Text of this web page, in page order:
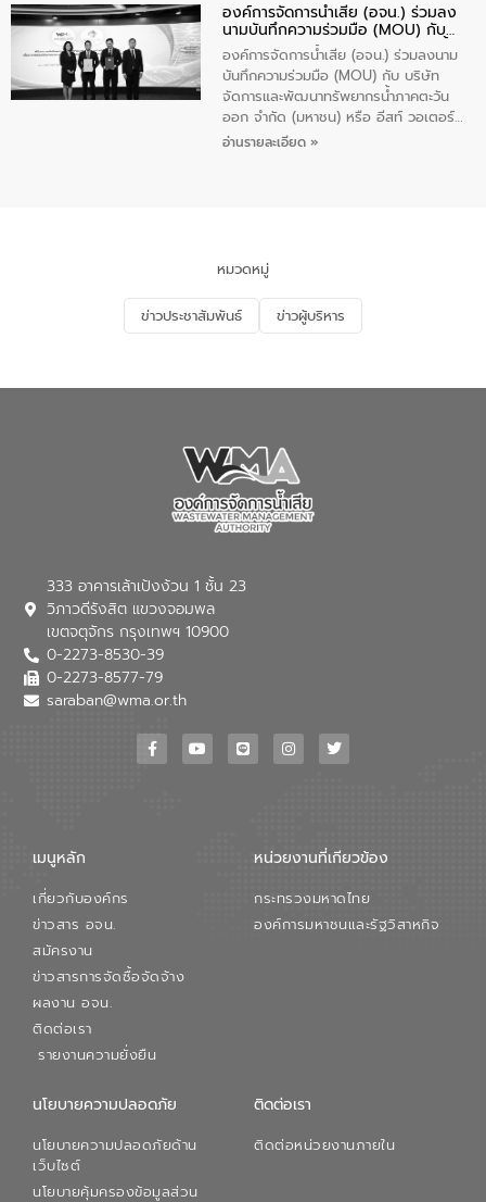
ชุมชนและการบำบัดน้ำเสียเบื้องต้น ให้กับ
นักเรียนชั้นประถมศึกษาปีที่ 5 โรงเรียน
เทศบาล 1 (พะเยาประชานุกูล) จำนวน 30
คน
องค์การจัดการน้ำเสีย (อจน.) ร่วมลง
นามบันทึกความร่วมมือ (MOU) กับ
บริษัท จัดการและพัฒนาทรัพยากรน้ำ
ภาคตะวันออก จำกัด (มหาชน) หรือ อีส
ท์ วอเตอร์
องค์การจัดการน้ำเสีย (อจน.) ร่วมลงนาม
บันทึกความร่วมมือ (MOU) กับ บริษัท
จัดการและพัฒนาทรัพยากรน้ำภาคตะวัน
ออก จำกัด (มหาชน) หรือ อีสท์ วอเตอร์
เมื่อวันอังคารที่ 4 สิงหาคม 2569 ณ ห้อง
ด้านน้ำของประเทศ และเตรียมความพร้อม
รองรับการเติบโตของเมือง รวมถึงการ
ลงทุนในอุตสาหกรรมแห่งอนาคต ตลอดจน
มุ่งตอบโจทย์ความท้าทายจากวิกฤตการ
ในครั้งนี้เป็นการดึงจุดแข็งและความ
(อจน.) มาผสานกับประสบการณ์และ
เทคโนโลยีโครงข่ายน้ำครบวงจรในพื้นที่ EEC
ของอีสท์ วอเตอร์ เพื่อร่วมกันศึกษา
เทคโนโลยีการปรับปรุงคุณภาพน้ำ (Water
Reuse) และพัฒนารูปแบบการดำเนินงาน
ใช้น้ำที่พุ่งสูงขึ้นจากการขยายตัวของ
การองค์การจัดการน้ำเสีย กล่าวถึงภารกิจ
เพื่อสนับสนุนการพัฒนาเมืองอย่างยั่งยืน
ขณะที่ นายบดินทร์ อุดล กรรมการผู้อำนวย
สมดุลทางเศรษฐกิจและสิ่งแวดล้อมได้อย่าง
ภาคเอกชนในครั้งนี้ นับเป็นก้าวสำคัญของ
องค์การจัดการน้ำเสีย (อจน.) ในการร่วมวาง
อ่านรายละเอียด »
หมวดหมู่
ข่าวประชาสัมพันธ์ ข่าวผู้บริหาร
333 อาคารเล้าเป้งง้วน 1 ชั้น 23
วิภาวดีรังสิต แขวงจอมพล
เขตจตุจักร กรุงเทพฯ 10900
0-2273-8530-39
0-2273-8577-79
saraban@wma.or.th
เมนูหลัก
เกี่ยวกับองค์กร
ข่าวสาร อจน.
สมัครงาน
ข่าวสารการจัดซื้อจัดจ้าง
ผลงาน อจน.
ติดต่อเรา
รายงานความยั่งยืน
หน่วยงานที่เกียวข้อง
กระทรวงมหาดไทย
องค์การมหาชนและรัฐวิสาหกิจ
นโยบายความปลอดภัย
นโยบายความปลอดภัยด้าน
เว็บไซต์
นโยบายคุ้มครองข้อมูลส่วน
ติดต่อเรา
ติดต่อหน่วยงานภายใน